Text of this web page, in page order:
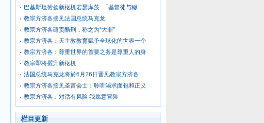
巴基斯坦赞扬新枢机若瑟库茨: 「基督徒与穆
教宗方济各接见法国总统马克龙
教宗方济各谴责酷刑，称之为“大罪”
教宗方济各：天主教教育赋予全球化的世界一个
教宗方济各：尊重世界的首要之务是尊重人的身
教宗即将擢升新枢机
法国总统马克龙将於6月26日晋见教宗方济各
教宗方济各接见圣言会士：聆听渴求面包和正义
教宗方济各：对话有风险 我愿意冒险
栏目更新